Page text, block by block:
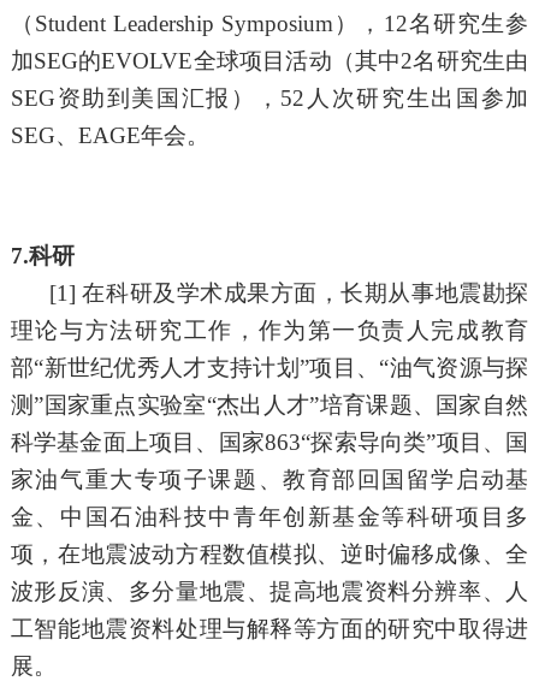
（Student Leadership Symposium），1 2名研究生参
加SEG的EVOLVE全球项目活动 （其中2名研究生由
SEG资助到美国汇报 ）， 52人次研究生出国参加
SEG、EAGE年会。
7.科研
[1]在科研及学术成果方面 ，长期从事地震勘探
理论与方法研究工作，作为第一负责人完成教育
部“新世纪优秀人才支持计划”项目、“油气资源与探
测”国家重点实验室“杰出人才”培育课题、国家自然
科学基金面上项目、国家863“探索导向类”项目、国
家油气重大专项子课题、教育部回国留学启动基
金、中国石油科技中青年创新基金等科研项目多
项，在地震波动方程数值模拟、逆时偏移成像、全
波形反演、多分量地震、提高地震资料分辨率、人
工智能地震资料处理与解释等方面的研究中取得进
展。